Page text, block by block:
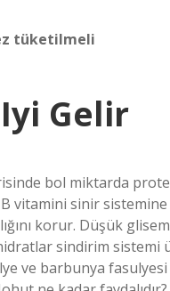
tüketilmeli
Gelir
bol miktarda
B vitamini sinir
korur. Düşük
sindirim
ve barbunya